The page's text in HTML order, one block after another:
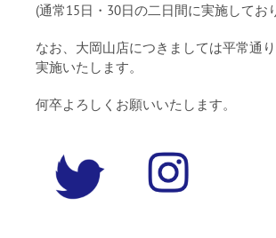
(通常15日・30日の二日間に実施してお
なお、大岡山店につきましては平常通
実施いたします。
何卒よろしくお願いいたします。